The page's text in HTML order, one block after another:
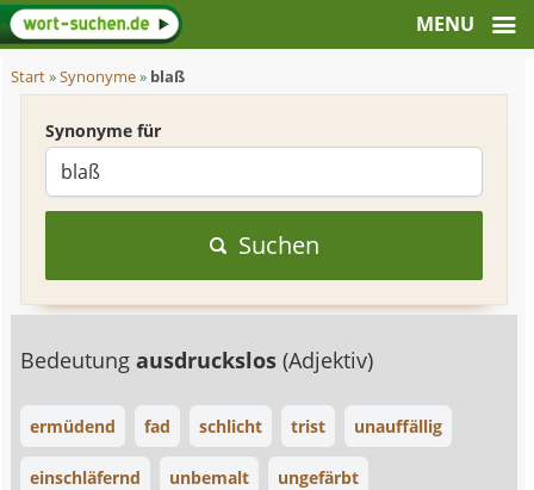
Start»Synonyme» blaß
Synonyme für
Suchen
Bedeutungausdruckslos(Adjektiv)
ermüdend fad schlicht trist unauffällig
einschläfernd unbemalt ungefärbt